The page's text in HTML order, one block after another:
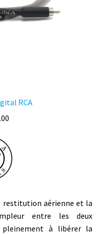
RCA
restitution aérienne et la
entre les deux
pleinement à libérer la